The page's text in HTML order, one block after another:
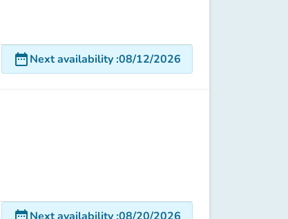
date_rangeNext availability:08/12/2026